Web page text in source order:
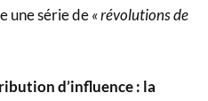
une série de« révolutions de
d’influence : la